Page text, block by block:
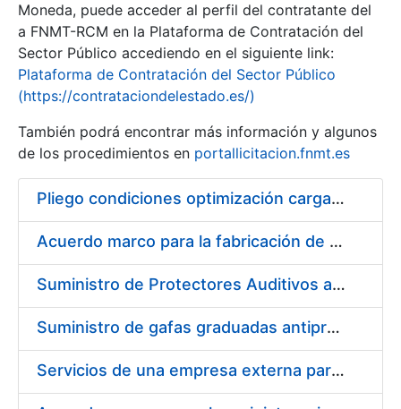
Show/Hide
Moneda, puede acceder al perfil del contratante del
a FNMT-RCM en la Plataforma de Contratación del
Sector Público accediendo en el siguiente link:
Plataforma de Contratación del Sector Público
(https://contrataciondelestado.es/)
También podrá encontrar más información y algunos
de los procedimientos en portallicitacion.fnmt.es
Pliego condiciones optimización cargas compras firmado
Acuerdo marco para la fabricación de piezas
Suministro de Protectores Auditivos a medida para las personas trabajadoras de los Centros de Trabajo de Madrid y Burgos
Suministro de gafas graduadas antiproyecciones para los trabajadores de la FNMT-RCM en los centros de trabajo de Madrid y Burgos
Servicios de una empresa externa para el asesoramiento y resolución de los recursos de alzada que se presentan relacionados con procesos de selección para la FNMT-RCM